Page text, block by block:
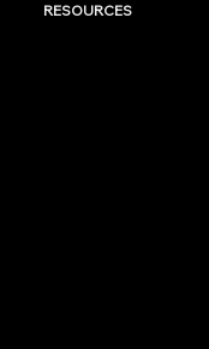
RESOURCES